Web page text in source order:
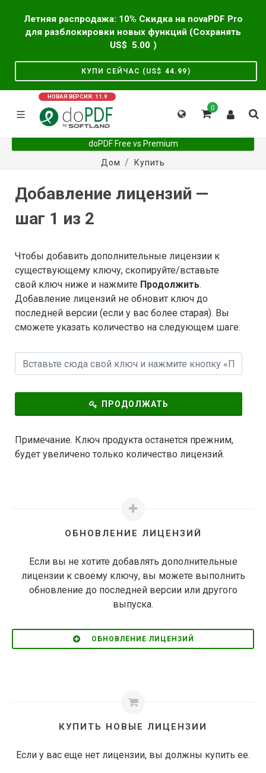
Летняя распродажа: 10% Скидка на novaPDF Pro
для разблокировки новых функций (Сохранять
US$ 5.00 )
КУПИ СЕЙЧАС (US$ 44.99)
НОВАЯ ВЕРСИЯ: 11.9
0
doPDF Free vs Premium
Дом
Купить
Добавление лицензий —
шаг 1 из 2
Чтобы добавить дополнительные лицензии к
существующему ключу, скопируйте/вставьте
свой ключ ниже и нажмите Продолжить.
Добавление лицензий не обновит ключ до
последней версии (если у вас более старая). Вы
сможете указать количество на следующем шаге.
ПРОДОЛЖАТЬ
Примечание. Ключ продукта останется прежним,
будет увеличено только количество лицензий.
ОБНОВЛЕНИЕ ЛИЦЕНЗИЙ
Если вы не хотите добавлять дополнительные
лицензии к своему ключу, вы можете выполнить
обновление до последней версии или другого
выпуска.
ОБНОВЛЕНИЕ ЛИЦЕНЗИЙ
КУПИТЬ НОВЫЕ ЛИЦЕНЗИИ
Если у вас еще нет лицензии, вы должны купить ее.